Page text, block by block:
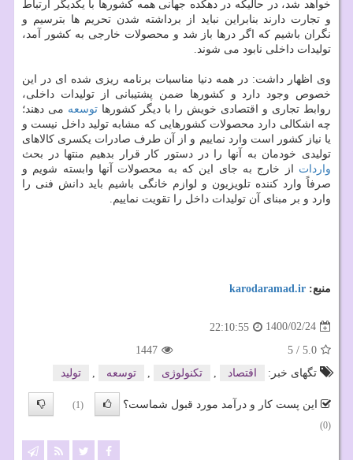
خواهد شد، در حالیکه در دهکده جهانی همه کشورها با یکدیگر ارتباط
و تجارت دارند بنابراین نباید از برداشته شدن تحریم ها بترسیم و
نگران باشیم که اگر درها باز شد و محصولات خارجی به کشور آمد،
تولیدات داخلی نابود می شوند.
وی اظهار داشت: در همه دنیا مناسبات برنامه ریزی شده ای در این
خصوص وجود دارد و کشورها ضمن پشتیبانی از تولیدات داخلی،
روابط تجاری و اقتصادی خویش را با دیگر کشورهاتوسعه می دهند؛
چه اشکالی دارد محصولات کشورهایی که مشابه تولید داخل نیست و
یا نیاز کشور است وارد نماییم و از آن طرف صادرات یکسری کالاهای
تولیدی خودمان به آنها را در دستور کار قرار بدهیم منتها در بحث
واردات از خارج به جای این که به محصولات آنها وابسته شویم و
صرفاً وارد کننده تلویزیون و لوازم خانگی باشیم باید دانش فنی را
وارد و بر مبنای آن تولیدات داخل را تقویت نماییم.
منبع: karodaramad.ir
1400/02/24
22:10:55
5.0
/
5
1447
تگهای خبر:
اقتصاد , تكنولوژی , توسعه , تولید
این پست کار و درآمد مورد قبول شماست؟
(1)
(0)